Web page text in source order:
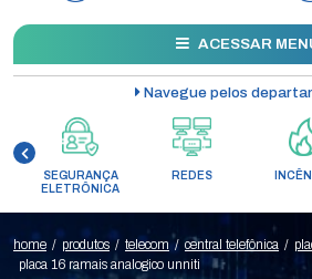
ACESSAR
Navegue pelos
SEGURANÇA
ELETRÔNICA
REDES
home / produtos / telecom / central telefônica /
placa 16 ramais analogico unniti